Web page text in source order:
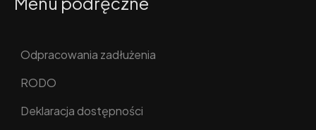
Odpracowania zadłużenia
RODO
Deklaracja dostępności